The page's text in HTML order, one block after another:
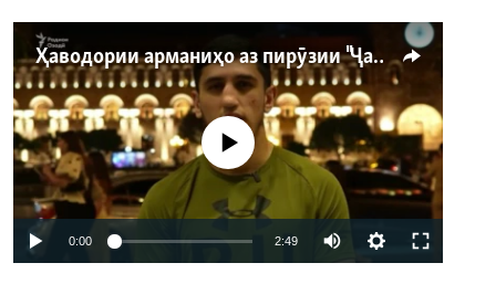
Ҳаводории арманиҳо аз пирӯзии "Ҷаллод"-и тоҷик
Феълан кор намекунад
0:00 2:49